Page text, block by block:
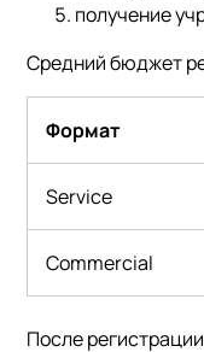
получение
Средний бюджет
Формат
Service
Commercial
После